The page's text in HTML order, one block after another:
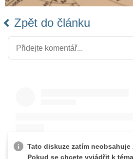
Zpět do článku